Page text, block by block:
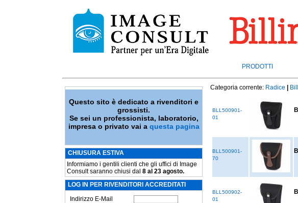
PRODOTTI
Questo sito è dedicato a rivenditori e
grossisti.
Se sei un professionista, laboratorio,
impresa o privato vai a questa pagina
CHIUSURA ESTIVA
Informiamo i gentili clienti che gli uffici di Image
Consult saranno chiusi dal 8 al 23 agosto.
LOG IN PER RIVENDITORI ACCREDITATI
Indirizzo E-Mail
Categoria corrente: Radice
BLL500901-
01
BLL500901-
70
BLL500902-
01